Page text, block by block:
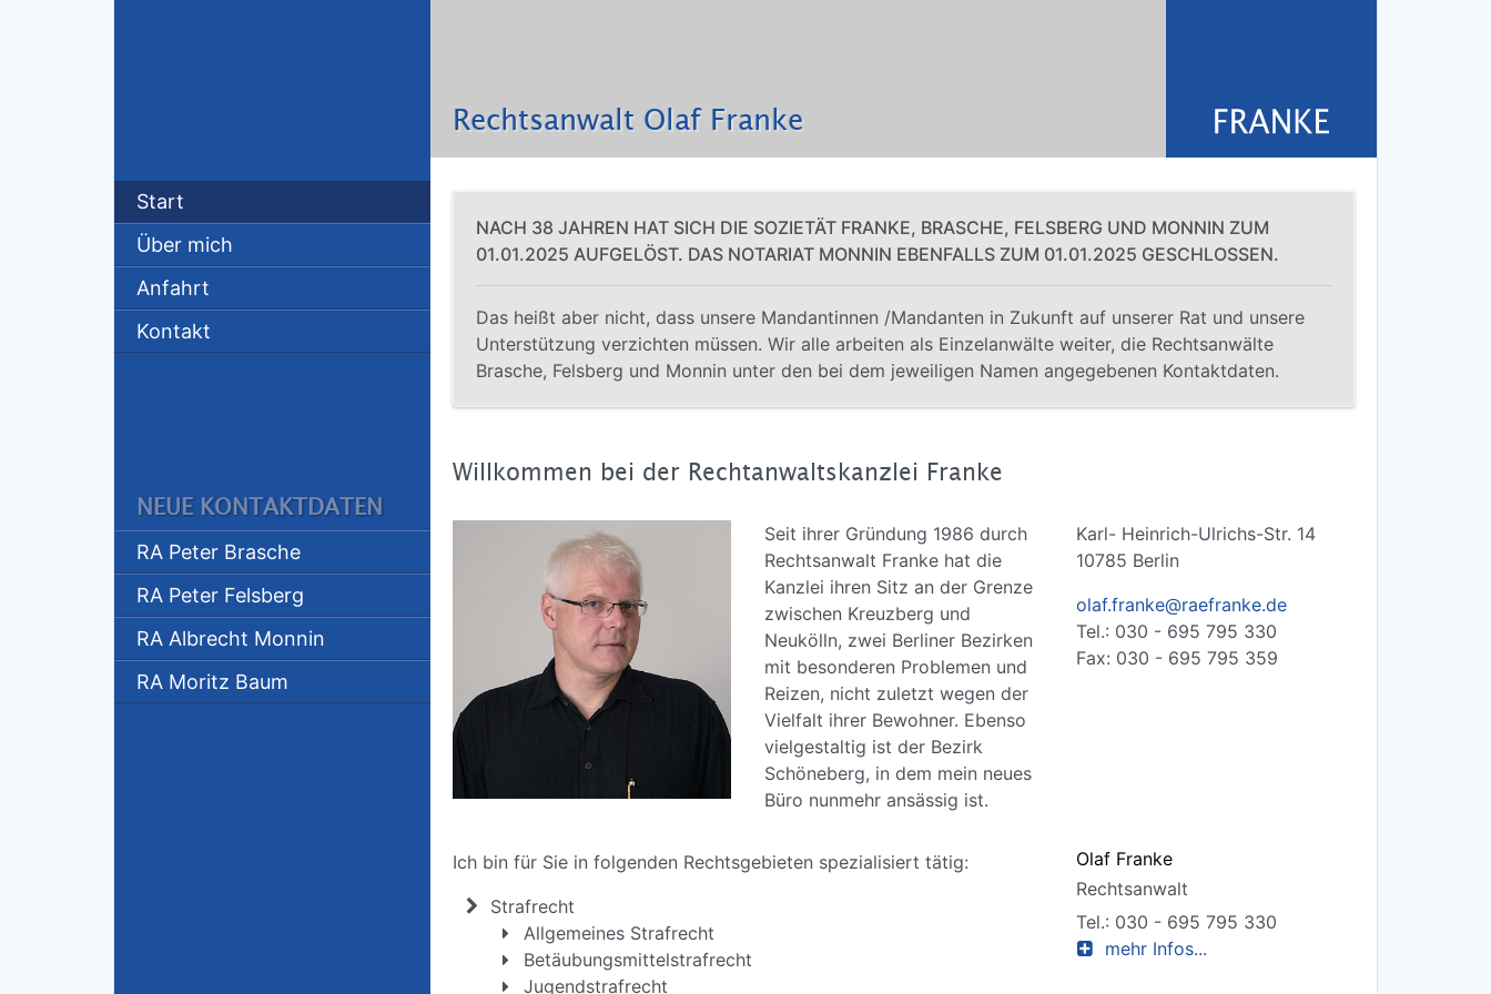
Rechtsanwalt Olaf Franke
Start
Über mich
Anfahrt
Kontakt
NEUE KONTAKTDATEN
RA Peter Brasche
RA Peter Felsberg
RA Albrecht Monnin
RA Moritz Baum
NACH 38 JAHREN HAT SICH DIE SOZIETÄT FRANKE, BRASCHE, FELSBERG UND MONNIN ZUM
01.01.2025 AUFGELÖST. DAS NOTARIAT MONNIN EBENFALLS ZUM 01.01.2025 GESCHLOSSEN.
Das heißt aber nicht, dass unsere Mandantinnen /Mandanten in Zukunft auf unserer Rat und unsere
Unterstützung verzichten müssen. Wir alle arbeiten als Einzelanwälte weiter, die Rechtsanwälte
Brasche, Felsberg und Monnin unter den bei dem jeweiligen Namen angegebenen Kontaktdaten.
Willkommen bei der Rechtanwaltskanzlei Franke
Seit ihrer Gründung 1986 durch
Rechtsanwalt Franke hat die
Kanzlei ihren Sitz an der Grenze
zwischen Kreuzberg und
Neukölln, zwei Berliner Bezirken
mit besonderen Problemen und
Reizen, nicht zuletzt wegen der
Vielfalt ihrer Bewohner. Ebenso
vielgestaltig ist der Bezirk
Schöneberg, in dem mein neues
Büro nunmehr ansässig ist.
Karl- Heinrich-Ulrichs-Str. 14
10785 Berlin
olaf.franke@raefranke.de
Tel.: 030 - 695 795 330
Fax: 030 - 695 795 359
Ich bin für Sie in folgenden Rechtsgebieten spezialisiert tätig:
Strafrecht
Allgemeines Strafrecht
Betäubungsmittelstrafrecht
Jugendstrafrecht
Olaf Franke
Rechtsanwalt
Tel.: 030 - 695 795 330
mehr Infos...